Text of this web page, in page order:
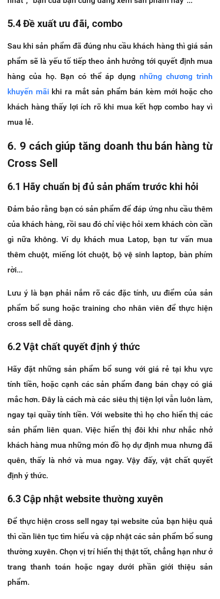
5.4 Đề xuất ưu đãi, combo
Sau khi sản phẩm đã đúng nhu cầu khách hàng thì giá sản
phẩm sẽ là yếu tố tiếp theo ảnh hưởng tới quyết định mua
hàng của họ. Bạn có thể áp dụng những chương trình
khuyến mãi khi ra mắt sản phẩm bán kèm mới hoặc cho
khách hàng thấy lợi ích rõ khi mua kết hợp combo hay vì
mua lẻ.
6. 9 cách giúp tăng doanh thu bán hàng từ
Cross Sell
6.1 Hãy chuẩn bị đủ sản phẩm trước khi hỏi
Đảm bảo rằng bạn có sản phẩm để đáp ứng nhu cầu thêm
của khách hàng, rồi sau đó chỉ việc hỏi xem khách còn cần
gì nữa không. Ví dụ khách mua Latop, bạn tư vấn mua
thêm chuột, miếng lót chuột, bộ vệ sinh laptop, bàn phím
rời...
Lưu ý là bạn phải nắm rõ các đặc tính, ưu điểm của sản
phẩm bổ sung hoặc training cho nhân viên để thực hiện
cross sell dễ dàng.
6.2 Vật chất quyết định ý thức
Hãy đặt những sản phẩm bổ sung với giá rẻ tại khu vực
tính tiền, hoặc cạnh các sản phẩm đang bán chạy có giá
mắc hơn. Đây là cách mà các siêu thị tiện lợi vẫn luôn làm,
ngay tại quầy tính tiền. Với website thì họ cho hiển thị các
sản phẩm liên quan. Việc hiển thị đôi khi như nhắc nhở
khách hàng mua những món đồ họ dự định mua nhưng đã
quên, thấy là nhớ và mua ngay. Vậy đấy, vật chất quyết
định ý thức.
6.3 Cập nhật website thường xuyên
Để thực hiện cross sell ngay tại website của bạn hiệu quả
thì cần liên tục tìm hiểu và cập nhật các sản phẩm bổ sung
thường xuyên. Chọn vị trí hiển thị thật tốt, chẳng hạn như ở
trang thanh toán hoặc ngay dưới phần giới thiệu sản
phẩm.